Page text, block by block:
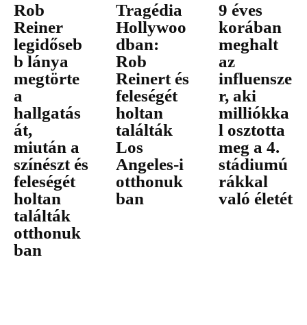
Rob
Reiner
legidőseb
b lánya
megtörte
a
hallgatás
át,
miután a
színészt és
feleségét
holtan
találták
otthonuk
ban
Tragédia
Hollywoo
dban:
Rob
Reinert és
feleségét
holtan
találták
Los
Angeles-i
otthonuk
ban
9 éves
korában
meghalt
az
influensze
r, aki
milliókka
l osztotta
meg a 4.
stádiumú
rákkal
való életét